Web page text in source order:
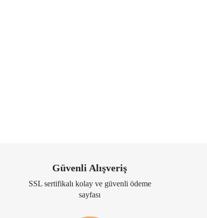
Güvenli Alışveriş
SSL sertifikalı kolay ve güvenli ödeme
sayfası